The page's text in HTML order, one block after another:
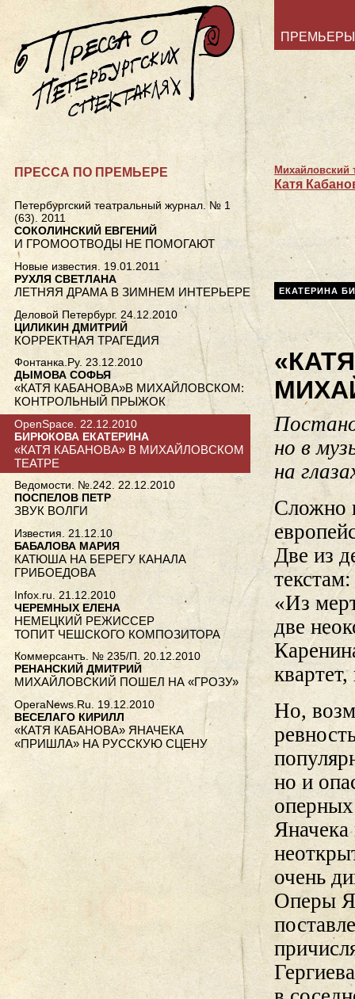
ПРЕМЬЕРЫ
Михайловский
Катя
ЕКАТЕРИНА
но в
на
Сложно
Две из
«Из
две
Но,
но и
Яначека
очень
Оперы
ПРЕССА ПО ПРЕМЬЕРЕ
Петербургский театральный журнал. № 1
(63). 2011
СОКОЛИНСКИЙ ЕВГЕНИЙ
И ГРОМООТВОДЫ НЕ ПОМОГАЮТ
Новые известия. 19.01.2011
РУХЛЯ СВЕТЛАНА
ЛЕТНЯЯ ДРАМА В ЗИМНЕМ ИНТЕРЬЕРЕ
Деловой Петербург. 24.12.2010
ЦИЛИКИН ДМИТРИЙ
КОРРЕКТНАЯ ТРАГЕДИЯ
Фонтанка.Ру. 23.12.2010
ДЫМОВА СОФЬЯ
«КАТЯ КАБАНОВА»В МИХАЙЛОВСКОМ:
КОНТРОЛЬНЫЙ ПРЫЖОК
ОреnSpace. 22.12.2010
БИРЮКОВА ЕКАТЕРИНА
«КАТЯ КАБАНОВА» В МИХАЙЛОВСКОМ
ТЕАТРЕ
Ведомости. №.242. 22.12.2010
ПОСПЕЛОВ ПЕТР
ЗВУК ВОЛГИ
Известия. 21.12.10
БАБАЛОВА МАРИЯ
КАТЮША НА БЕРЕГУ КАНАЛА
ГРИБОЕДОВА
Infox.ru. 21.12.2010
ЧЕРЕМНЫХ ЕЛЕНА
НЕМЕЦКИЙ РЕЖИССЕР
ТОПИТ ЧЕШСКОГО КОМПОЗИТОРА
Коммерсантъ. № 235/П. 20.12.2010
РЕНАНСКИЙ ДМИТРИЙ
МИХАЙЛОВСКИЙ ПОШЕЛ НА «ГРОЗУ»
OperaNews.Ru. 19.12.2010
ВЕСЕЛАГО КИРИЛЛ
«КАТЯ КАБАНОВА» ЯНАЧЕКА
«ПРИШЛА» НА РУССКУЮ СЦЕНУ